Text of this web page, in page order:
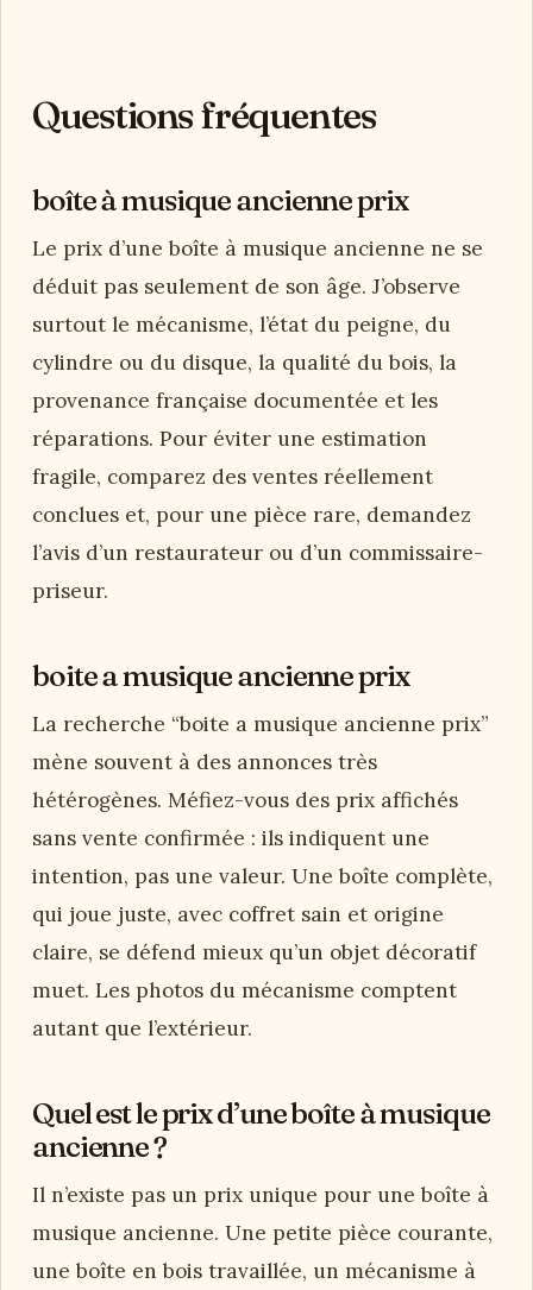
Questions fréquentes
boîte à musique ancienne prix
Le prix d’une boîte à musique ancienne ne se
déduit pas seulement de son âge. J’observe
surtout le mécanisme, l’état du peigne, du
cylindre ou du disque, la qualité du bois, la
provenance française documentée et les
réparations. Pour éviter une estimation
fragile, comparez des ventes réellement
conclues et, pour une pièce rare, demandez
l’avis d’un restaurateur ou d’un commissaire-
priseur.
boite a musique ancienne prix
La recherche “boite a musique ancienne prix”
mène souvent à des annonces très
hétérogènes. Méfiez-vous des prix affichés
sans vente confirmée : ils indiquent une
intention, pas une valeur. Une boîte complète,
qui joue juste, avec coffret sain et origine
claire, se défend mieux qu’un objet décoratif
muet. Les photos du mécanisme comptent
autant que l’extérieur.
Quel est le prix d’une boîte à musique
ancienne ?
Il n’existe pas un prix unique pour une boîte à
musique ancienne. Une petite pièce courante,
une boîte en bois travaillée, un mécanisme à